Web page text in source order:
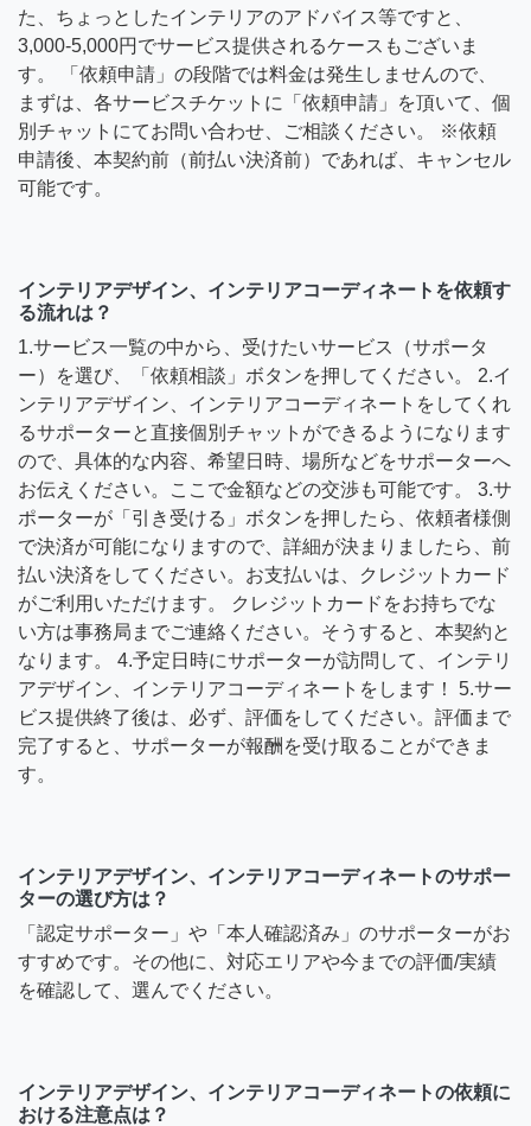
た、ちょっとしたインテリアのアドバイス等ですと、
3,000-5,000円でサービス提供されるケースもございま
す。 「依頼申請」の段階では料金は発生しませんので、
まずは、各サービスチケットに「依頼申請」を頂いて、個
別チャットにてお問い合わせ、ご相談ください。 ※依頼
申請後、本契約前（前払い決済前）であれば、キャンセル
可能です。
インテリアデザイン、インテリアコーディネートを依頼す
る流れは？
1.サービス一覧の中から、受けたいサービス（サポータ
ー）を選び、「依頼相談」ボタンを押してください。 2.イ
ンテリアデザイン、インテリアコーディネートをしてくれ
るサポーターと直接個別チャットができるようになります
ので、具体的な内容、希望日時、場所などをサポーターへ
お伝えください。ここで金額などの交渉も可能です。 3.サ
ポーターが「引き受ける」ボタンを押したら、依頼者様側
で決済が可能になりますので、詳細が決まりましたら、前
払い決済をしてください。お支払いは、クレジットカード
がご利用いただけます。 クレジットカードをお持ちでな
い方は事務局までご連絡ください。そうすると、本契約と
なります。 4.予定日時にサポーターが訪問して、インテリ
アデザイン、インテリアコーディネートをします！ 5.サー
ビス提供終了後は、必ず、評価をしてください。評価まで
完了すると、サポーターが報酬を受け取ることができま
す。
インテリアデザイン、インテリアコーディネートのサポー
ターの選び方は？
「認定サポーター」や「本人確認済み」のサポーターがお
すすめです。その他に、対応エリアや今までの評価/実績
を確認して、選んでください。
インテリアデザイン、インテリアコーディネートの依頼に
おける注意点は？